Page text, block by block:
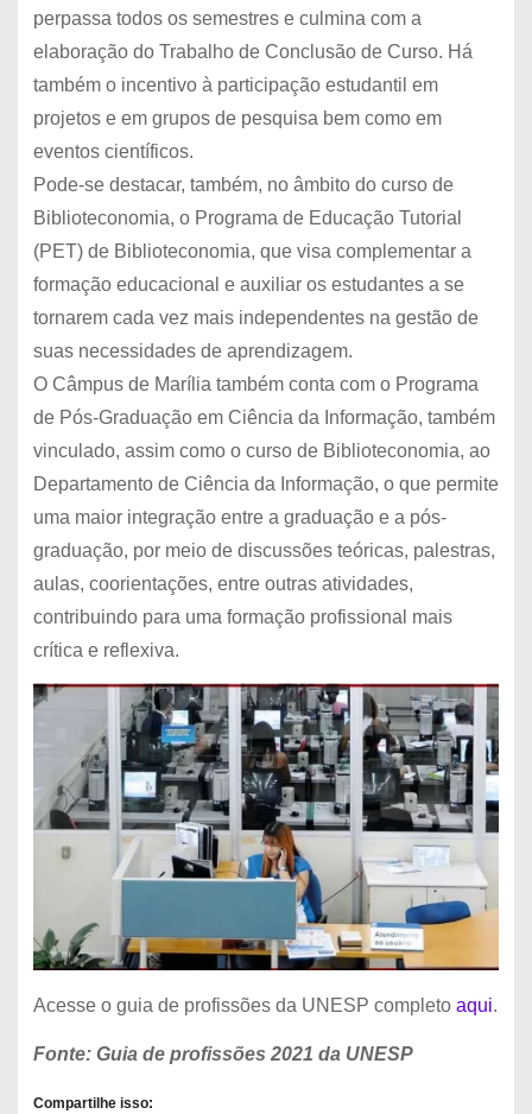
perpassa todos os semestres e culmina com a
elaboração do Trabalho de Conclusão de Curso. Há
também o incentivo à participação estudantil em
projetos e em grupos de pesquisa bem como em
eventos científicos.
Pode-se destacar, também, no âmbito do curso de
Biblioteconomia, o Programa de Educação Tutorial
(PET) de Biblioteconomia, que visa complementar a
formação educacional e auxiliar os estudantes a se
tornarem cada vez mais independentes na gestão de
suas necessidades de aprendizagem.
O Câmpus de Marília também conta com o Programa
de Pós-Graduação em Ciência da Informação, também
vinculado, assim como o curso de Biblioteconomia, ao
Departamento de Ciência da Informação, o que permite
uma maior integração entre a graduação e a pós-
graduação, por meio de discussões teóricas, palestras,
aulas, coorientações, entre outras atividades,
contribuindo para uma formação profissional mais
crítica e reflexiva.
Acesse o guia de profissões da UNESP completo aqui.
Fonte: Guia de profissões 2021 da UNESP
Compartilhe isso: